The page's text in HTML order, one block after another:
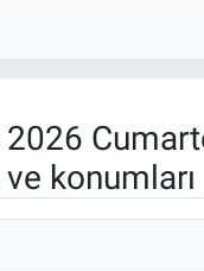
konumları